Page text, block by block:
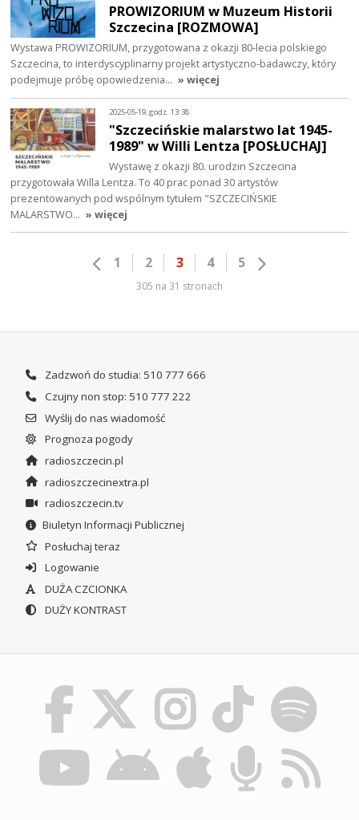
PROWIZORIUM w Muzeum Historii
Szczecina [ROZMOWA]
Wystawa PROWIZORIUM, przygotowana z okazji 80-lecia polskiego
Szczecina, to interdyscyplinarny projekt artystyczno-badawczy, który
podejmuje próbę opowiedzenia… » więcej
2025-05-19, godz. 13:38
"Szczecińskie malarstwo lat 1945-
1989" w Willi Lentza [POSŁUCHAJ]
Wystawę z okazji 80. urodzin Szczecina
przygotowała Willa Lentza. To 40 prac ponad 30 artystów
prezentowanych pod wspólnym tytułem "SZCZECIŃSKIE
MALARSTWO… » więcej
1 2 3 4 5
305 na 31 stronach
Zadzwoń do studia: 510 777 666
Czujny non stop: 510 777 222
Wyślij do nas wiadomość
Prognoza pogody
radioszczecin.pl
radioszczecinextra.pl
radioszczecin.tv
Biuletyn Informacji Publicznej
Posłuchaj teraz
Logowanie
DUŻA CZCIONKA
DUŻY KONTRAST